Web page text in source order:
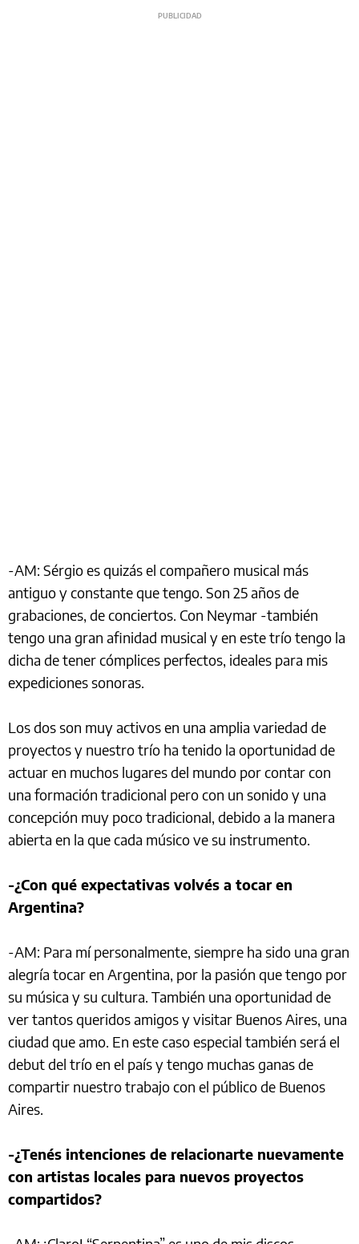
-AM: Sérgio es quizás el compañero musical más
antiguo y constante que tengo. Son 25 años de
grabaciones, de conciertos. Con Neymar -también
tengo una gran afinidad musical y en este trío tengo la
dicha de tener cómplices perfectos, ideales para mis
expediciones sonoras.
Los dos son muy activos en una amplia variedad de
proyectos y nuestro trío ha tenido la oportunidad de
actuar en muchos lugares del mundo por contar con
una formación tradicional pero con un sonido y una
concepción muy poco tradicional, debido a la manera
abierta en la que cada músico ve su instrumento.
-¿Con qué expectativas volvés a tocar en
Argentina?
-AM: Para mí personalmente, siempre ha sido una gran
alegría tocar en Argentina, por la pasión que tengo por
su música y su cultura. También una oportunidad de
ver tantos queridos amigos y visitar Buenos Aires, una
ciudad que amo. En este caso especial también será el
debut del trío en el país y tengo muchas ganas de
compartir nuestro trabajo con el público de Buenos
Aires.
-¿Tenés intenciones de relacionarte nuevamente
con artistas locales para nuevos proyectos
compartidos?